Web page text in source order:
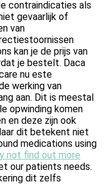
contraindicaties als
gevaarlijk of
van
kan je de prijs van
je bestelt. Daca
nu este
werking van
aan. Dit is meestal
opwinding komen
en deze zijn ook
dit betekent niet
medications using
not find out more
our patients needs.
dit zelfs